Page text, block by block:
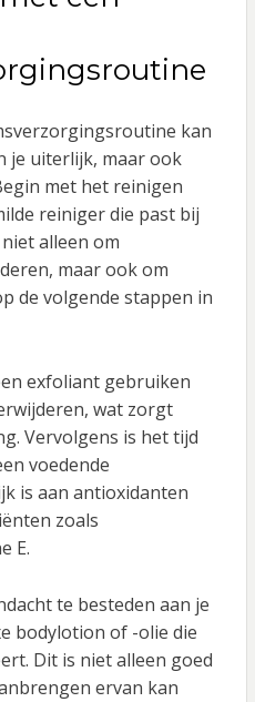
kan
je uiterlijk, maar ook
met het reinigen
reiniger die past bij
alleen om
maar ook om
de volgende stappen in
exfoliant gebruiken
wat zorgt
Vervolgens is het tijd
voedende
is aan antioxidanten
zoals
E.
te besteden aan je
bodylotion of -olie die
Dit is niet alleen goed
ervan kan